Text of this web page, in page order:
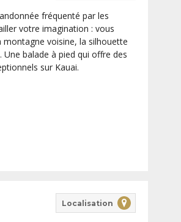
fréquenté par les
votre imagination : vous
montagne voisine, la silhouette
Une balade à pied qui offre des
sur Kauai.
Localisation